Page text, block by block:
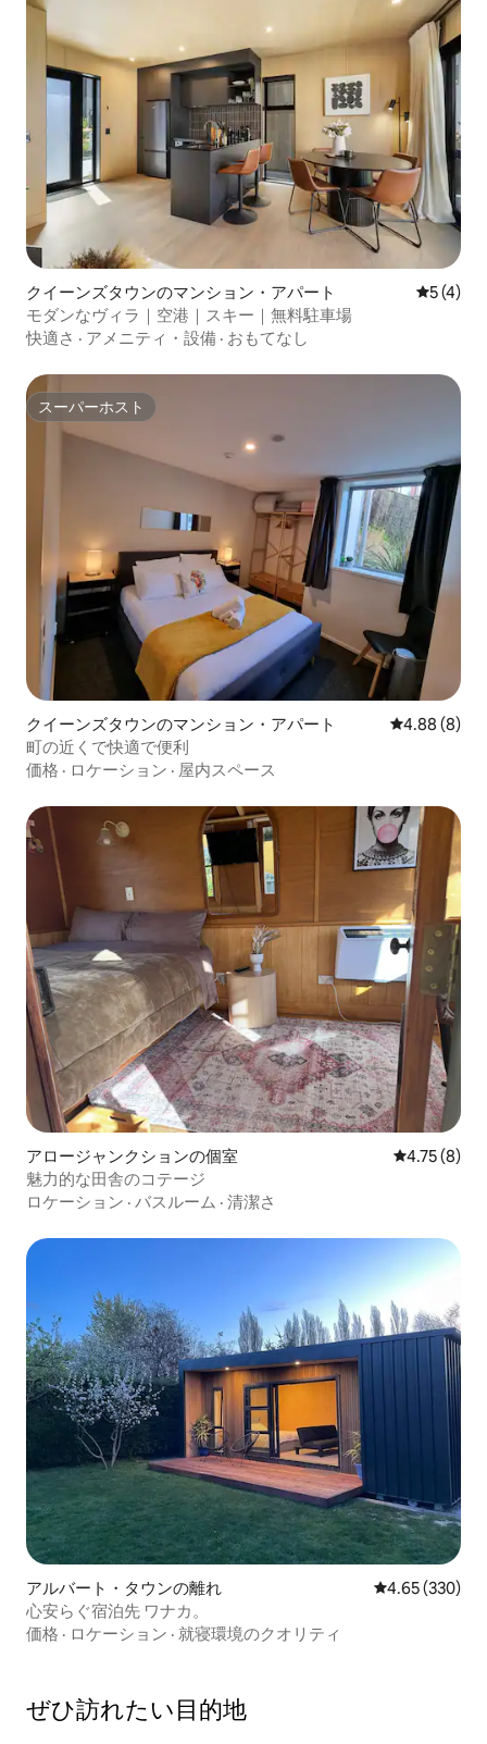
クイーンズタウンのマンション・アパート レビュー
5 (4)
モダンなヴィラ｜空港｜スキー｜無料駐車場
快適さ · アメニティ・設備 · おもてなし
スーパーホスト
スーパーホスト
クイーンズタウンのマンション・アパート レビュー8件
4.88 (8)
町の近くで快適で便利
価格 · ロケーション · 屋内スペース
アロージャンクションの個室 レビュー8
4.75 (8)
魅力的な田舎のコテージ
ロケーション · バスルーム · 清潔さ
アルバート・タウンの離れ レビュー330
4.65 (330)
心安らぐ宿泊先 ワナカ。
価格 · ロケーション · 就寝環境のクオリティ
ぜひ訪⁠れ⁠た⁠い目⁠的⁠地